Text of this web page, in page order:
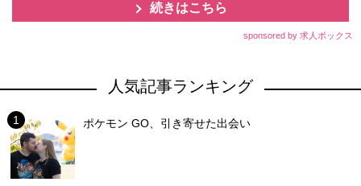
続きはこちら
sponsored by 求人ボックス
人気記事ランキング
ポケモン GO、引き寄せた出会い